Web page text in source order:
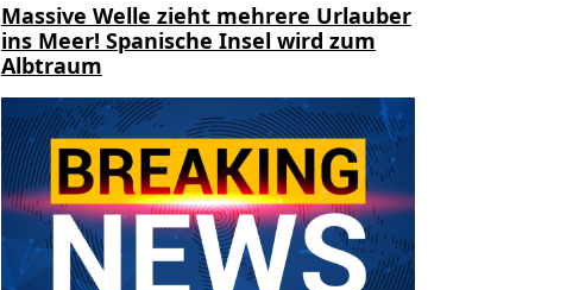
Massive Welle zieht mehrere Urlauber
ins Meer! Spanische Insel wird zum
Albtraum